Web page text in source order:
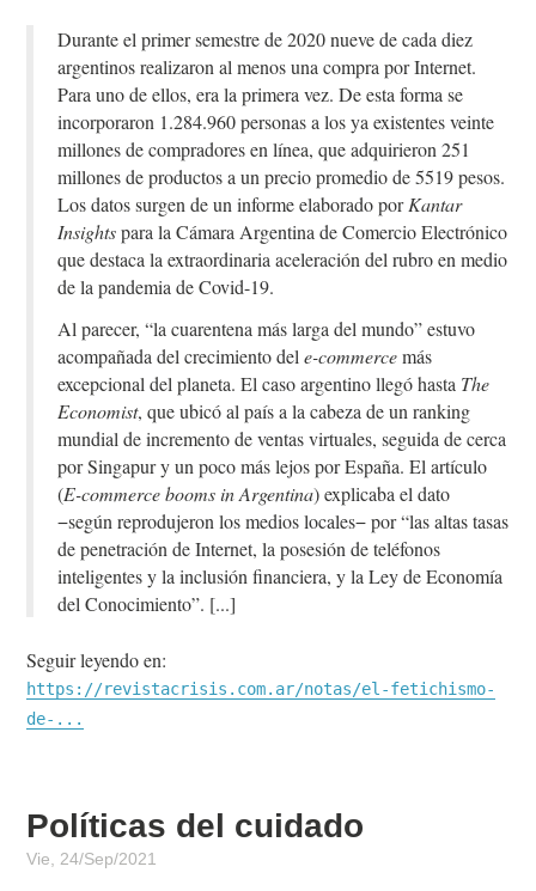
Durante el primer semestre de 2020 nueve de cada diez
argentinos realizaron al menos una compra por Internet.
Para uno de ellos, era la primera vez. De esta forma se
incorporaron 1.284.960 personas a los ya existentes veinte
millones de compradores en línea, que adquirieron 251
millones de productos a un precio promedio de 5519 pesos.
Los datos surgen de un informe elaborado porKantar
Insightspara la Cámara Argentina de Comercio Electrónico
que destaca la extraordinaria aceleración del rubro en medio
de la pandemia de Covid-19.
Al parecer, “la cuarentena más larga del mundo” estuvo
acompañada del crecimiento dele-commercemás
excepcional del planeta. El caso argentino llegó hasta The
Economist, que ubicó al país a la cabeza de un ranking
mundial de incremento de ventas virtuales, seguida de cerca
por Singapur y un poco más lejos por España. El artículo
(E-commerce booms in Argentina) explicaba el dato
−según reprodujeron los medios locales− por “las altas tasas
de penetración de Internet, la posesión de teléfonos
inteligentes y la inclusión financiera, y la Ley de Economía
del Conocimiento”.
Seguir leyendo en:
https://revistacrisis.com.ar/notas/el-fetichismo-
de-...
Políticas del cuidado
Vie, 24/Sep/2021